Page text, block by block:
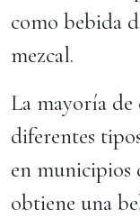
como bebida
mezcal.
La mayoría de
diferentes
en municipios
obtiene una